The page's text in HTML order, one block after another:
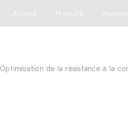
Accueil Produits
Optimisation de la résistance à la